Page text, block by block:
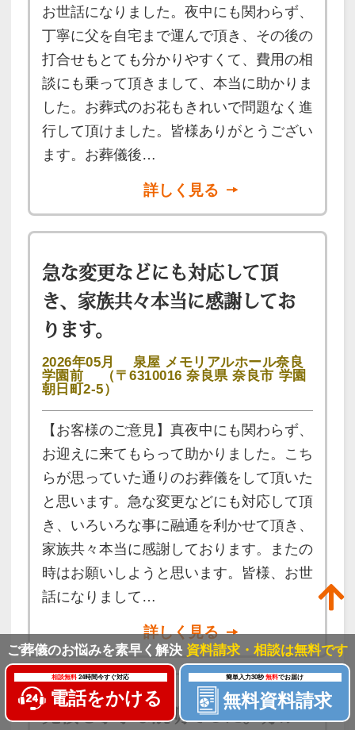
お世話になりました。夜中にも関わらず、
丁寧に父を自宅まで運んで頂き、その後の
打合せもとても分かりやすくて、費用の相
談にも乗って頂きまして、本当に助かりま
した。お葬式のお花もきれいで問題なく進
行して頂けました。皆様ありがとうござい
ます。お葬儀後…
詳しく見る
急な変更などにも対応して頂
き、家族共々本当に感謝してお
ります。
2026年05月
泉屋 メモリアルホール奈良
学園前
（〒6310016 奈良県 奈良市 学園
朝日町2-5）
【お客様のご意見】真夜中にも関わらず、
お迎えに来てもらって助かりました。こち
らが思っていた通りのお葬儀をして頂いた
と思います。急な変更などにも対応して頂
き、いろいろな事に融通を利かせて頂き、
家族共々本当に感謝しております。またの
時はお願いしようと思います。皆様、お世
話になりまして…
詳しく見る
見積も丁寧な説明でした。分か
ご葬儀のお悩みを素早く解決 資料請求・相談は無料です
相談無料 24時間今すぐ対応
電話をかける
簡単入力30秒無料でお届け
無料資料請求